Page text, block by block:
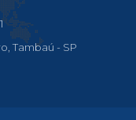
Tambaú - SP